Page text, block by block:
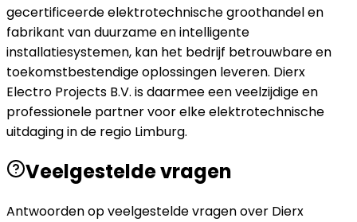
gecertificeerde elektrotechnische groothandel en
fabrikant van duurzame en intelligente
installatiesystemen, kan het bedrijf betrouwbare en
toekomstbestendige oplossingen leveren. Dierx
Electro Projects B.V. is daarmee een veelzijdige en
professionele partner voor elke elektrotechnische
uitdaging in de regio Limburg.
Veelgestelde vragen
Antwoorden op veelgestelde vragen over Dierx